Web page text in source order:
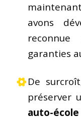
avons
garanties
De
préserver
auto-